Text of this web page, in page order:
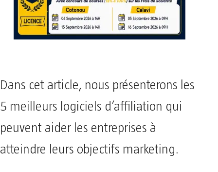
Dans cet article, nous présenterons les
5 meilleurs logiciels d’affiliation qui
peuvent aider les entreprises à
atteindre leurs objectifs marketing.